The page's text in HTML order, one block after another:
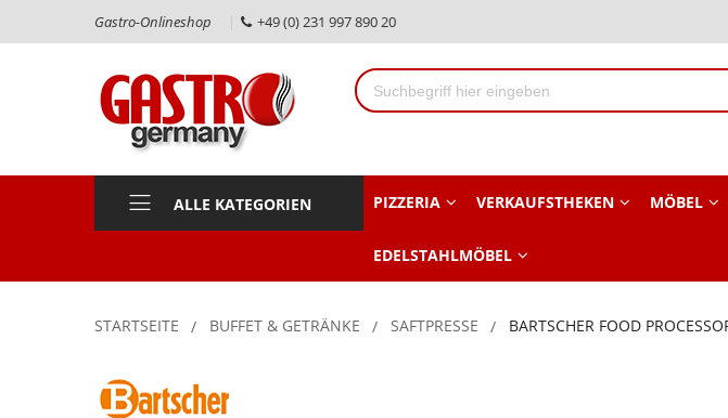
Gastro-Onlineshop +49 (0) 231 997 890 20
ALLE KATEGORIEN PIZZERIA VERKAUFSTHEKEN MÖBEL
EDELSTAHLMÖBEL
STARTSEITE BUFFET & GETRÄNKE SAFTPRESSE BARTSCHER FOOD